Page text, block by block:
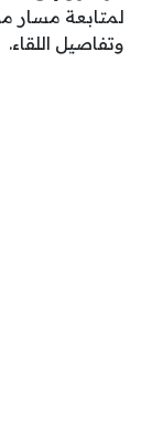
لمتابعة مسار
وتفاصيل اللقاء.